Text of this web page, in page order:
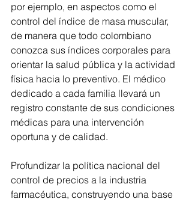
por ejemplo, en aspectos como el
control del índice de masa muscular,
de manera que todo colombiano
conozca sus índices corporales para
orientar la salud pública y la actividad
física hacia lo preventivo. El médico
dedicado a cada familia llevará un
registro constante de sus condiciones
médicas para una intervención
oportuna y de calidad.
Profundizar la política nacional del
control de precios a la industria
farmacéutica, construyendo una base